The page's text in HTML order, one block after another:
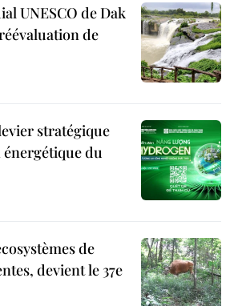
UNESCO de Dak
de
stratégique
du
de
devient le 37e